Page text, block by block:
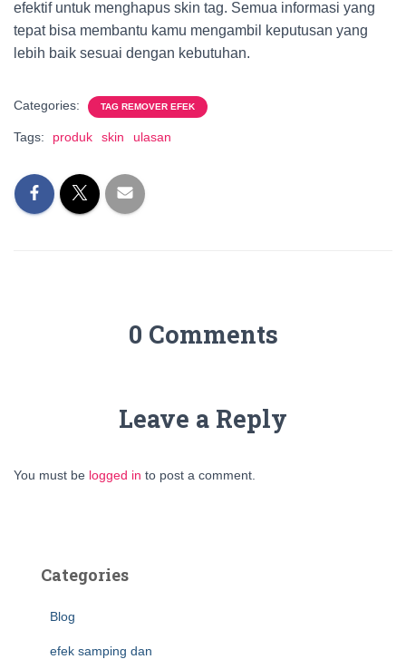
efektif untuk menghapus skin tag. Semua informasi yang
tepat bisa membantu kamu mengambil keputusan yang
lebih baik sesuai dengan kebutuhan.
Categories: TAG REMOVER EFEK
Tags: produk skin ulasan
0 Comments
Leave a Reply
You must be logged in to post a comment.
Categories
Blog
efek samping dan